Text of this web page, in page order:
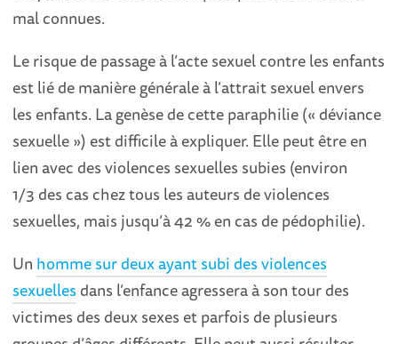
mal connues.
Le risque de passage à l’acte sexuel contre les enfants
est lié de manière générale à l’attrait sexuel envers
les enfants. La genèse de cette paraphilie (« déviance
sexuelle ») est difficile à expliquer. Elle peut être en
lien avec des violences sexuelles subies (environ
1/3 des cas chez tous les auteurs de violences
sexuelles, mais jusqu’à 42 % en cas de pédophilie).
Un homme sur deux ayant subi des violences
sexuelles dans l’enfance agressera à son tour des
victimes des deux sexes et parfois de plusieurs